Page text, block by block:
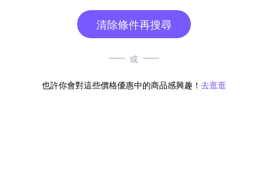
清除條件再搜尋
或
也許你會對這些價格優惠中的商品感興趣！ 去逛逛